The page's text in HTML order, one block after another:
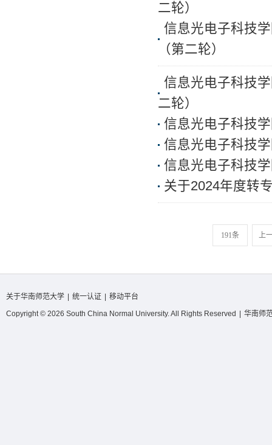
二轮）
信息光电子科技
（第二轮）
信息光电子科技
二轮）
信息光电子科技
信息光电子科技
信息光电子科技
关于2024年度转
191条 上
关于华南师范大学 统一认证
移动平台
Copyright © 2026 South China Normal University. All Rights Reserved
华南师